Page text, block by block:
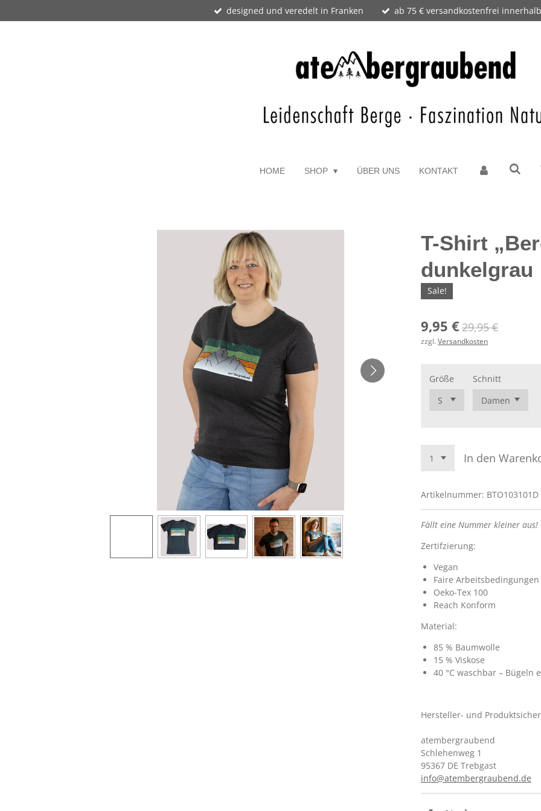
Hauptinhalt
designed und veredelt in Franken ab 75 € versandkostenfrei
HOME SHOP ÜBER UNS KONTAKT
T-Shirt
dunkelgrau
Sale!
9,95 €29,95 €
zzgl. Versandkosten
Größe Schnitt
In den
Artikelnummer: BTO103101D
Fällt eine Nummer kleiner aus!
Zertifzierung:
Vegan
Faire Arbeitsbedingungen
Oeko-Tex 100
Reach Konform
Material:
85 % Baumwolle
15 % Viskose
40 °C waschbar – Bügeln
Hersteller- und
atembergraubend
Schlehenweg 1
95367 DE Trebgast
info@atembergraubend.de